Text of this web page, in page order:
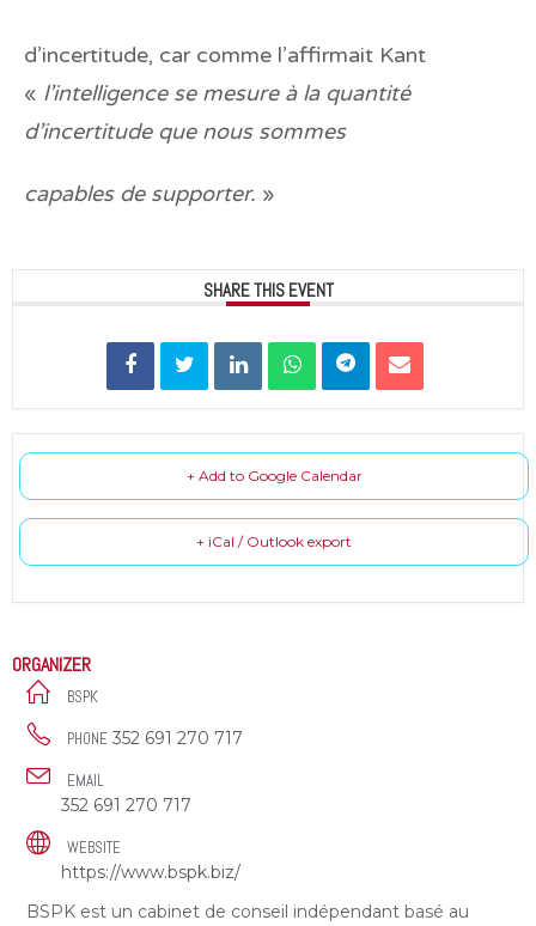
d’incertitude, car comme l’affirmait Kant
« l’intelligence se mesure à la quantité
d’incertitude que nous sommes
capables de supporter. »
SHARE THIS EVENT
+ Add to Google Calendar
+ iCal / Outlook export
ORGANIZER
BSPK
PHONE 352 691 270 717
EMAIL
352 691 270 717
WEBSITE
https://www.bspk.biz/
BSPK est un cabinet de conseil indépendant basé au